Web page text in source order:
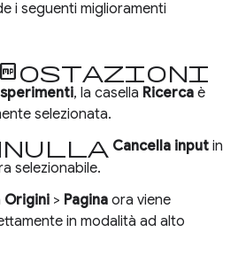
i seguenti miglioramenti
, la casella Ricerca è
selezionata.
Cancella input in
selezionabile.
Origini > Pagina ora viene
in modalità ad alto